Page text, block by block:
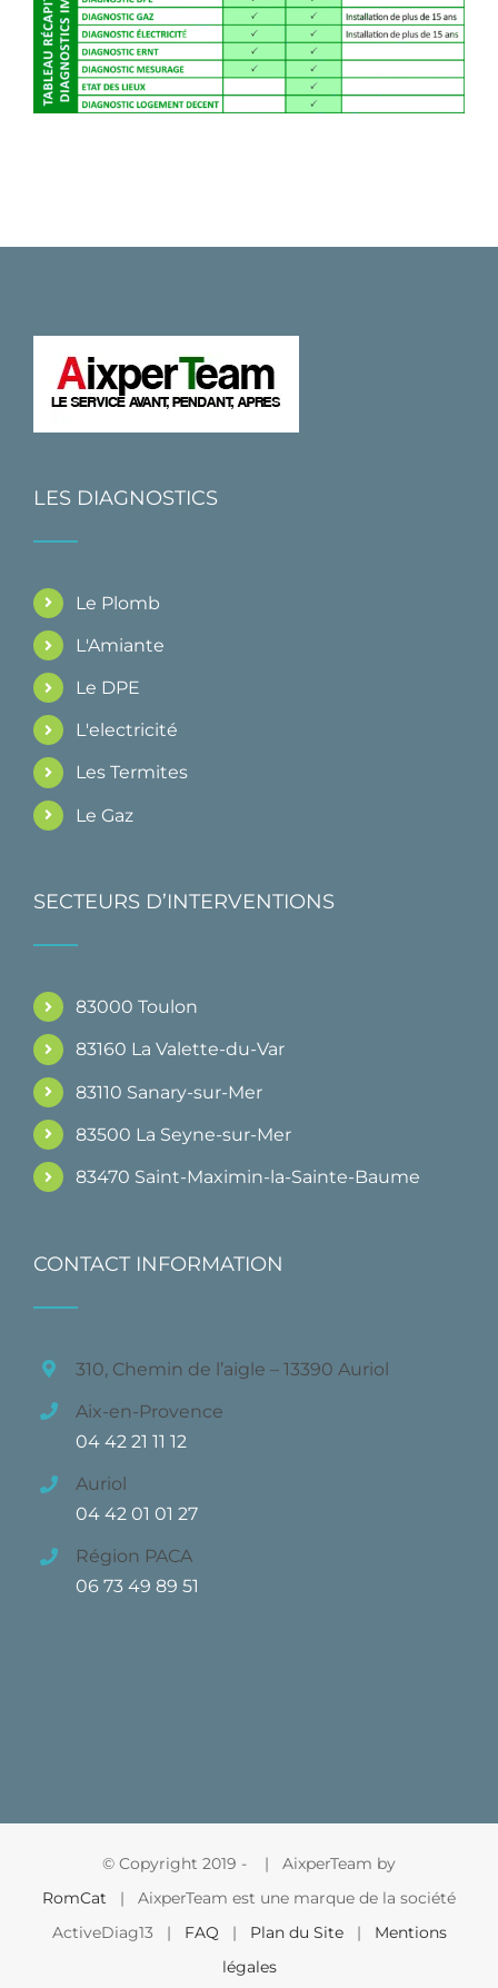
LES DIAGNOSTICS
Le Plomb
L'Amiante
Le DPE
L'electricité
Les Termites
Le Gaz
SECTEURS D’INTERVENTIONS
83000 Toulon
83160 La Valette-du-Var
83110 Sanary-sur-Mer
83500 La Seyne-sur-Mer
83470 Saint-Maximin-la-Sainte-Baume
CONTACT INFORMATION
310, Chemin de l’aigle – 13390 Auriol
Aix-en-Provence
04 42 21 11 12
Auriol
04 42 01 01 27
Région PACA
06 73 49 89 51
© Copyright 2019 -
| AixperTeam by
RomCat | AixperTeam est une marque de la société
ActiveDiag13 | FAQ | Plan du Site| Mentions
légales